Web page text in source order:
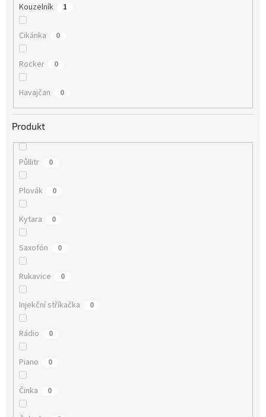
Kouzelník 1
Cikánka 0
Rocker 0
Havajčan 0
Produkt
Půllitr 0
Plovák 0
Kytara 0
Saxofón 0
Rukavice 0
Injekční stříkačka 0
Rádio 0
Piano 0
Činka 0